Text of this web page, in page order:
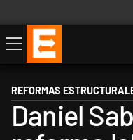
Economía
Política
Internacional
Actualidad
Descargá la App
REFORMAS
Daniel